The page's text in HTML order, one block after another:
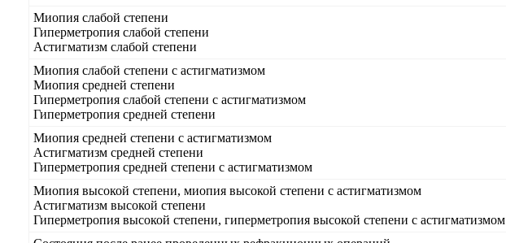
Миопия слабой степени
Гиперметропия слабой степени
Астигматизм слабой степени
Миопия слабой степени с астигматизмом
Миопия средней степени
Гиперметропия слабой степени с астигматизмом
Гиперметропия средней степени
Миопия средней степени с астигматизмом
Астигматизм средней степени
Гиперметропия средней степени с астигматизмом
Миопия высокой степени, миопия высокой степени с астигматизмом
Астигматизм высокой степени
Гиперметропия высокой степени, гиперметропия высокой степени с астигматизмом